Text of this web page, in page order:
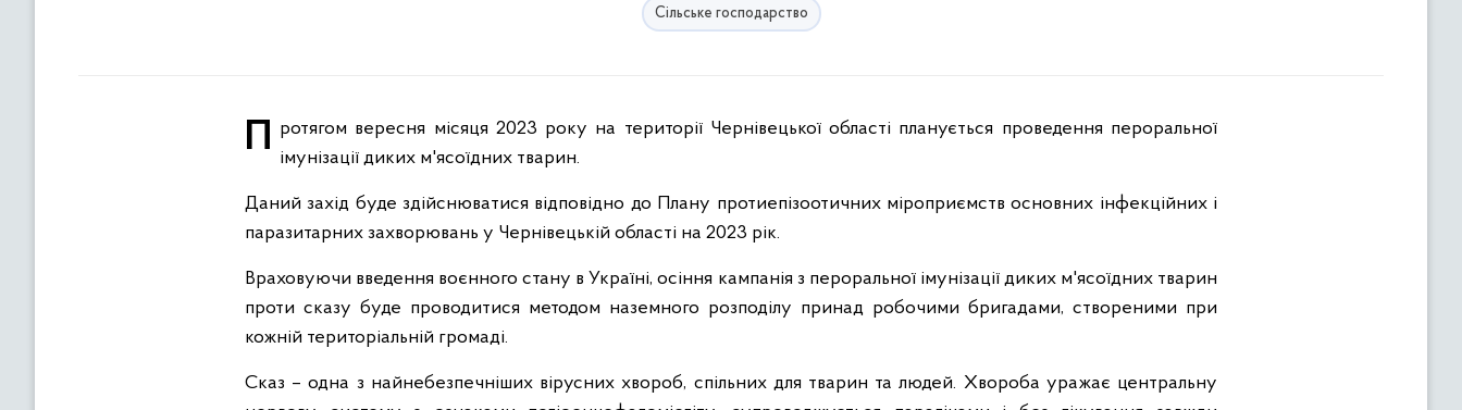
Сільське господарство
Протягом вересня місяця 2023 року на території Чернівецької області планується проведення пероральної імунізації диких м'ясоїдних тварин.
Даний захід буде здійснюватися відповідно до Плану протиепізоотичних міроприємств основних інфекційних і
паразитарних захворювань у Чернівецькій області на 2023 рік.
Враховуючи введення воєнного стану в Україні, осіння кампанія з пероральної імунізації диких м'ясоїдних тварин
проти сказу буде проводитися методом наземного розподілу принад робочими бригадами, створеними при
кожній територіальній громаді.
Сказ – одна з найнебезпечніших вірусних хвороб, спільних для тварин та людей. Хвороба уражає центральну